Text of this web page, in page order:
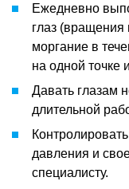
Ежедневно
глаз (вращения
моргание в
на одной точке
Давать глазам
длительной
давления и
специалисту.